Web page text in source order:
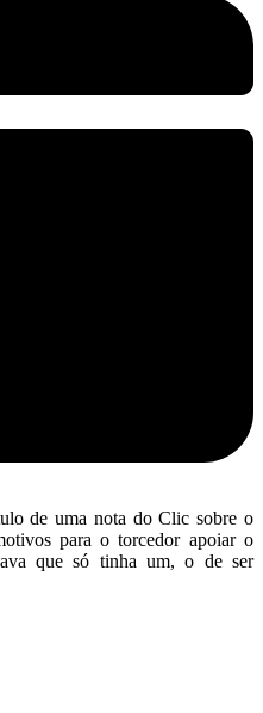
de uma nota do Clic sobre o
para o torcedor apoiar o
que só tinha um, o de ser